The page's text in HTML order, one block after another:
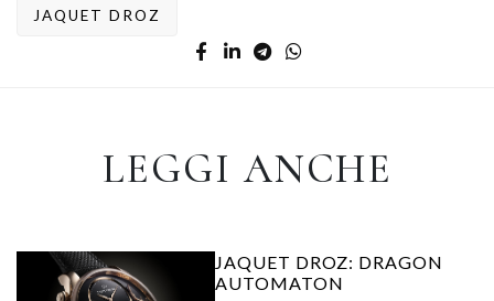
JAQUET DROZ
LEGGI ANCHE
JAQUET DROZ: DRAGON
AUTOMATON